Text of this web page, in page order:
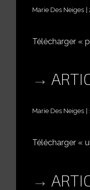
Marie Des Neiges
Télécharger «
Marie Des Neiges
Télécharger «